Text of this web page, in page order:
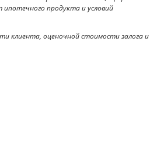
продукта и условий
клиента, оценочной стоимости залога и